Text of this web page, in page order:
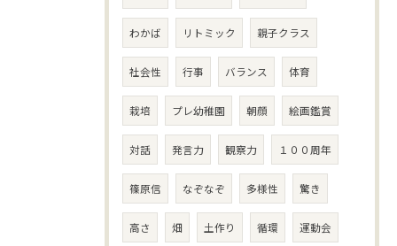
わかば リトミック 親子クラス
社会性 行事 バランス 体育
栽培 プレ幼稚園 朝顔 絵画鑑賞
対話 発言力 観察力 １００周年
篠原信 なぞなぞ 多様性 驚き
高さ 畑 土作り 循環 運動会